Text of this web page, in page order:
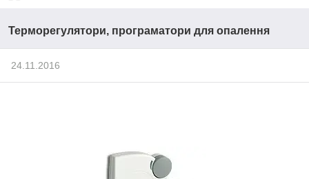
Терморегулятори, програматори для опалення
24.11.2016